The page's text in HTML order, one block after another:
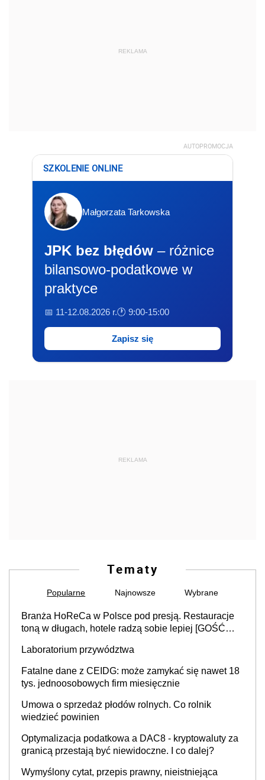
REKLAMA
AUTOPROMOCJA
SZKOLENIE ONLINE
Małgorzata Tarkowska
JPK bez błędów – różnice
bilansowo-podatkowe w
praktyce
📅 11-12.08.2026 r.🕐 9:00-15:00
Zapisz się
REKLAMA
Tematy
Popularne Najnowsze Wybrane
Branża HoReCa w Polsce pod presją. Restauracje
toną w długach, hotele radzą sobie lepiej [GOŚĆ
Laboratorium przywództwa
Fatalne dane z CEIDG: może zamykać się nawet 18
tys. jednoosobowych firm miesięcznie
Umowa o sprzedaż płodów rolnych. Co rolnik
wiedzieć powinien
Optymalizacja podatkowa a DAC8 - kryptowaluty za
granicą przestają być niewidoczne. I co dalej?
Wymyślony cytat, przepis prawny, nieistniejąca